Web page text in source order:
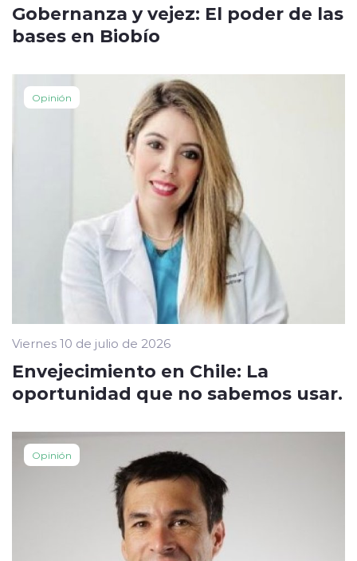
Gobernanza y vejez: El poder de las
bases en Biobío
Opinión
Viernes 10 de julio de 2026
Envejecimiento en Chile: La
oportunidad que no sabemos usar.
Opinión